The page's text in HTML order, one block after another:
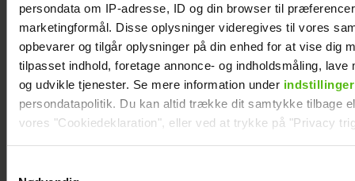
persondata om IP-adresse, ID og din browser til
marketingformål. Disse oplysninger videregives til vores
opbevarer og tilgår oplysninger på din enhed for at vise dig
tilpasset indhold, foretage annonce- og indholdsmåling, lave
og udvikle tjenester. Se mere information under indstillinger
persondatapolitik. Du kan altid trække dit samtykke tilbage
vores "Cookiedeklaration", eller ved at trykke på "Privacy